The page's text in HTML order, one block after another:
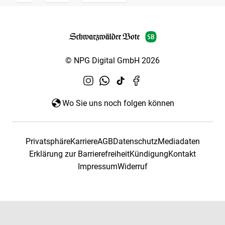
© NPG Digital GmbH 2026
Wo Sie uns noch folgen können
PrivatsphäreKarriereAGBDatenschutzMediadaten
Erklärung zur BarrierefreiheitKündigungKontakt
ImpressumWiderruf